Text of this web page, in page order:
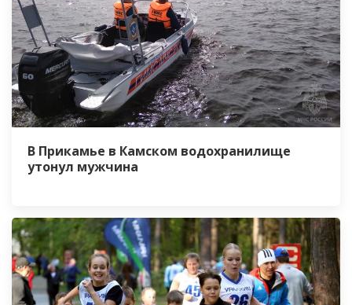
В Прикамье в Камском водохранилище
утонул мужчина